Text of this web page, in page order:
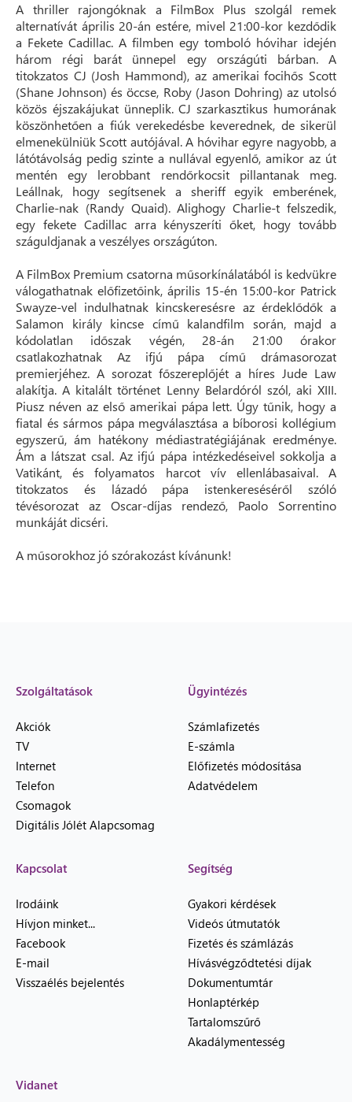
A thriller rajongóknak a FilmBox Plus szolgál remek
alternatívát április 20-án estére, mivel 21:00-kor kezdődik
a Fekete Cadillac. A filmben egy tomboló hóvihar idején
három régi barát ünnepel egy országúti bárban. A
titokzatos CJ (Josh Hammond), az amerikai focihős Scott
(Shane Johnson) és öccse, Roby (Jason Dohring) az utolsó
közös éjszakájukat ünneplik. CJ szarkasztikus humorának
köszönhetően a fiúk verekedésbe keverednek, de sikerül
elmenekülniük Scott autójával. A hóvihar egyre nagyobb, a
látótávolság pedig szinte a nullával egyenlő, amikor az út
mentén egy lerobbant rendőrkocsit pillantanak meg.
Leállnak, hogy segítsenek a sheriff egyik emberének,
Charlie-nak (Randy Quaid). Alighogy Charlie-t felszedik,
egy fekete Cadillac arra kényszeríti őket, hogy tovább
száguldjanak a veszélyes országúton.
A FilmBox Premium csatorna műsorkínálatából is kedvükre
válogathatnak előfizetőink, április 15-én 15:00-kor Patrick
Swayze-vel indulhatnak kincskeresésre az érdeklődők a
Salamon király kincse című kalandfilm során, majd a
kódolatlan időszak végén, 28-án 21:00 órakor
csatlakozhatnak Az ifjú pápa című drámasorozat
premierjéhez. A sorozat főszereplőjét a híres Jude Law
alakítja. A kitalált történet Lenny Belardóról szól, aki XIII.
Piusz néven az első amerikai pápa lett. Úgy tűnik, hogy a
fiatal és sármos pápa megválasztása a bíborosi kollégium
egyszerű, ám hatékony médiastratégiájának eredménye.
Ám a látszat csal. Az ifjú pápa intézkedéseivel sokkolja a
Vatikánt, és folyamatos harcot vív ellenlábasaival. A
titokzatos és lázadó pápa istenkereséséről szóló
tévésorozat az Oscar-díjas rendező, Paolo Sorrentino
munkáját dicséri.
A műsorokhoz jó szórakozást kívánunk!
Szolgáltatások
Akciók
TV
Internet
Telefon
Csomagok
Digitális Jólét Alapcsomag
Ügyintézés
Számlafizetés
E-számla
Előfizetés módosítása
Adatvédelem
Kapcsolat
Irodáink
Hívjon minket...
Facebook
E-mail
Visszaélés bejelentés
Segítség
Gyakori kérdések
Videós útmutatók
Fizetés és számlázás
Hívásvégződtetési díjak
Dokumentumtár
Honlaptérkép
Tartalomszűrő
Akadálymentesség
Vidanet